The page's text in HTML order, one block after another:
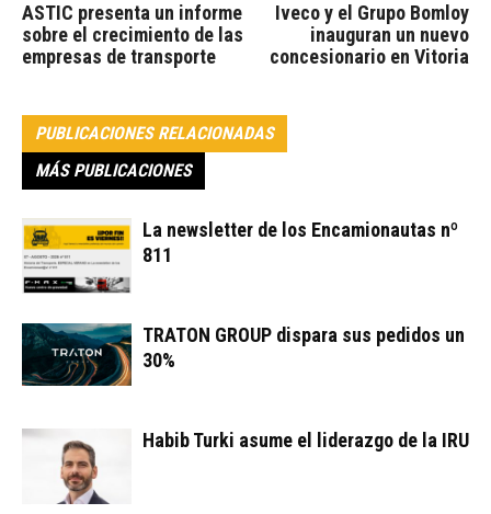
ASTIC presenta un informe
sobre el crecimiento de las
empresas de transporte
Iveco y el Grupo Bomloy
inauguran un nuevo
concesionario en Vitoria
PUBLICACIONES RELACIONADAS
MÁS PUBLICACIONES
La newsletter de los Encamionautas nº
811
TRATON GROUP dispara sus pedidos un
30%
Habib Turki asume el liderazgo de la IRU